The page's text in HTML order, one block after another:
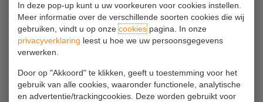
In deze pop-up kunt u uw voorkeuren voor cookies instellen.
Meer informatie over de verschillende soorten cookies die wij
gebruiken, vindt u op onzecookiespagina. In onze
privacyverklaring leest u hoe we uw persoonsgegevens
verwerken.
Door op "Akkoord" te klikken, geeft u toestemming voor het
gebruik van alle cookies, waaronder functionele, analytische
en advertentie/trackingcookies. Deze worden gebruikt voor
verlichten.
Chauffeurs hebben de beschikking over bovenkleding met
signaalwerking (reflectie en felle kleur, veiligheidshesjes).
Er zijn afspraken gemaakt over het goed vastzetten van lading en
Er zijn instructies over het veilig openen van het laadruim
(instabiele belading, knelrisico’s, ijsafzetting).
Het maximale laadvermogen wordt niet overschreden.